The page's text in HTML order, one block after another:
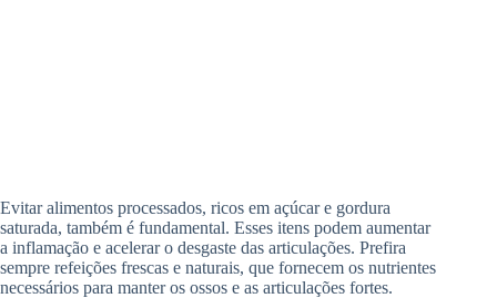
Evitar alimentos processados, ricos em açúcar e gordura
saturada, também é fundamental. Esses itens podem aumentar
a inflamação e acelerar o desgaste das articulações. Prefira
sempre refeições frescas e naturais, que fornecem os nutrientes
necessários para manter os ossos e as articulações fortes.